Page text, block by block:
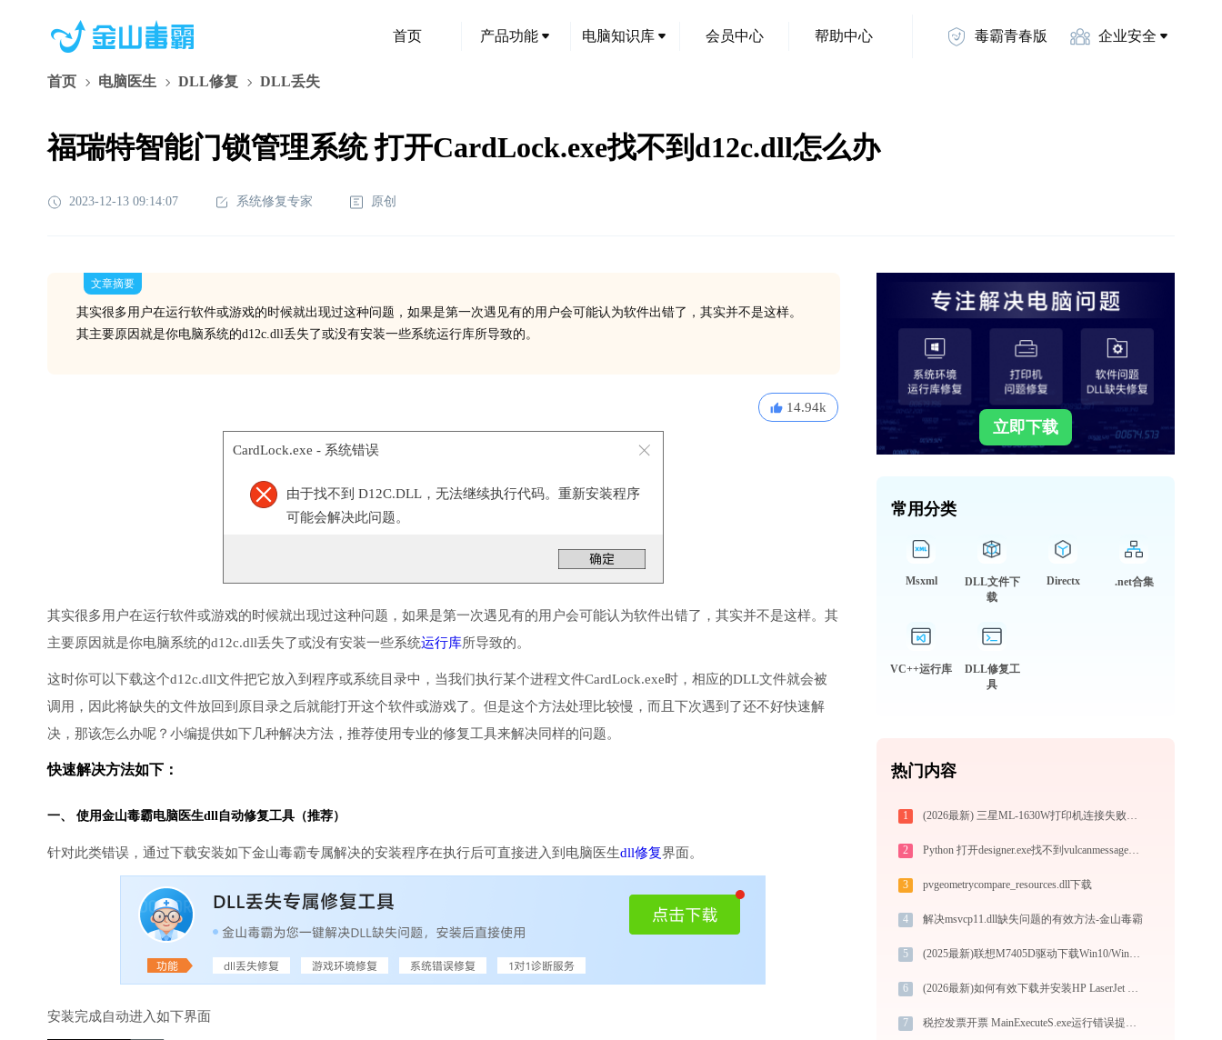
首页 产品功能 电脑知识库 会员中心 帮助中心 毒霸青春版 企业安全
首页 电脑医生 DLL修复 DLL丢失
福瑞特智能门锁管理系统 打开CardLock.exe找不到d12c.dll怎么办
2023-12-13 09:14:07 系统修复专家 原创
文章摘要
其实很多用户在运行软件或游戏的时候就出现过这种问题，如果是第一次遇见有的用户会可能认为软件出错了，其实并不是这样。
其主要原因就是你电脑系统的d12c.dll丢失了或没有安装一些系统运行库所导致的。
14.94k
CardLock.exe - 系统错误
由于找不到 D12C.DLL，无法继续执行代码。重新安装程序
可能会解决此问题。
其实很多用户在运行软件或游戏的时候就出现过这种问题，如果是第一次遇见有的用户会可能认为软件出错了，其实并不是这样。其
主要原因就是你电脑系统的d12c.dll丢失了或没有安装一些系统运行库所导致的。
这时你可以下载这个d12c.dll文件把它放入到程序或系统目录中，当我们执行某个进程文件CardLock.exe时，相应的DLL文件就会被
调用，因此将缺失的文件放回到原目录之后就能打开这个软件或游戏了。但是这个方法处理比较慢，而且下次遇到了还不好快速解
决，那该怎么办呢？小编提供如下几种解决方法，推荐使用专业的修复工具来解决同样的问题。
快速解决方法如下：
一、 使用金山毒霸电脑医生dll自动修复工具（推荐）
针对此类错误，通过下载安装如下金山毒霸专属解决的安装程序在执行后可直接进入到电脑医生dll修复界面。
安装完成自动进入如下界面
立即下载
常用分类
Msxml
DLL文件下
载
Directx .net合集
VC++运行库
DLL修复工
具
热门内容
1 (2026最新) 三星ML-1630W打印机连接失败怎么办？-金山毒霸
2 Python 打开designer.exe找不到vulcanmessage5.dll怎么办
3 pvgeometrycompare_resources.dll下载
4 解决msvcp11.dll缺失问题的有效方法-金山毒霸
5 (2025最新)联想M7405D驱动下载Win10/Win11官方安装教程
6 (2026最新)如何有效下载并安装HP LaserJet Enterprise 700 color MFP M775打印机驱动？全方位指导手册
7 税控发票开票 MainExecuteS.exe运行错误提示0xc000000d的解决办法